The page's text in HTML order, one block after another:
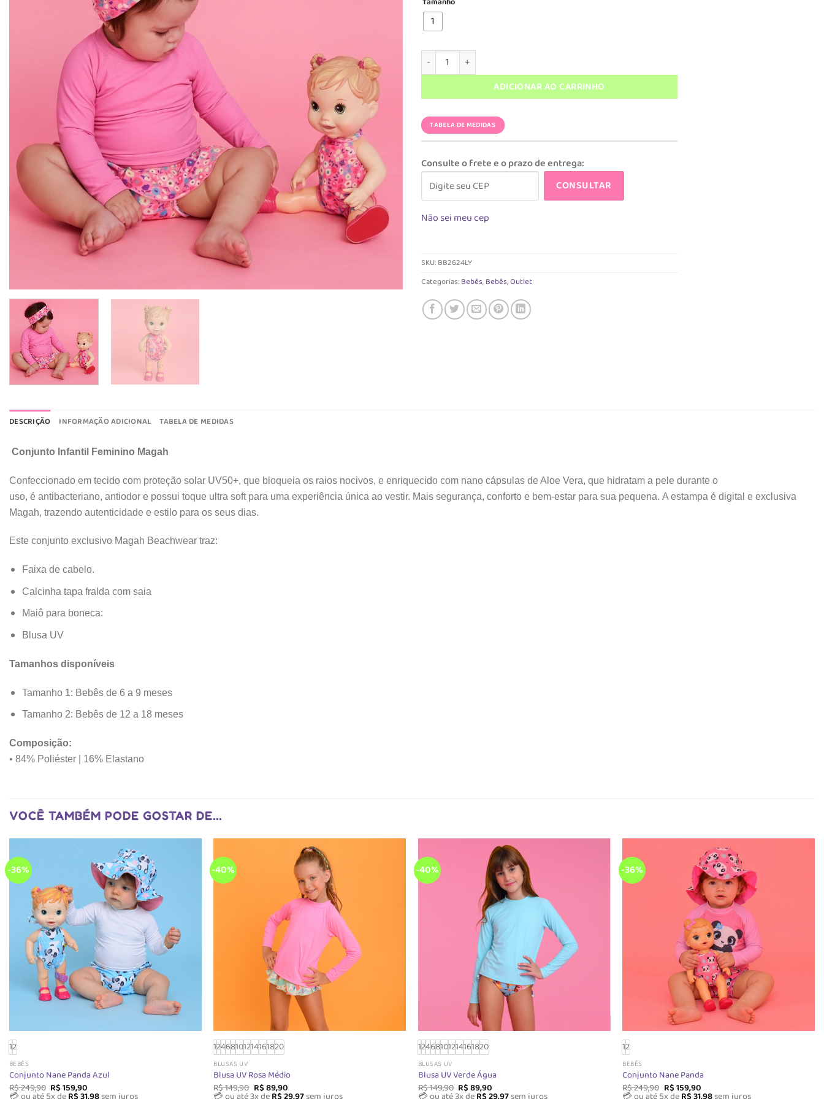
1
Conjunto Bele Liberty quantidade
ADICIONAR AO CARRINHO
TABELA DE MEDIDAS
Consulte o frete e o prazo de entrega:
CONSULTAR
Não sei meu cep
SKU:BB2624LY
Categorias:Bebês,Bebês,Outlet
DESCRIÇÃO INFORMAÇÃO ADICIONAL TABELA DE MEDIDAS
Conjunto Infantil Feminino Magah
Confeccionado em tecido com proteção solar UV50+, que bloqueia os raios nocivos, e enriquecido com nano cápsulas de Aloe Vera, que hidratam a pele durante o
uso, é antibacteriano, antiodor e possui toque ultra soft para uma experiência única ao vestir. Mais segurança, conforto e bem-estar para sua pequena. A estampa é digital e exclusiva
Magah, trazendo autenticidade e estilo para os seus dias.
Este conjunto exclusivo Magah Beachwear traz:
Faixa de cabelo.
Calcinha tapa fralda com saia
Maiô para boneca:
Blusa UV
Tamanhos disponíveis
Tamanho 1: Bebês de 6 a 9 meses
Tamanho 2: Bebês de 12 a 18 meses
Composição:
• 84% Poliéster | 16% Elastano
VOCÊ TAMBÉM PODE GOSTAR DE…
-36%
12
BEBÊS
Conjunto Nane Panda Azul
R$249,90 O
preço
R$159,90
preço
-40%
12468101214161820
BLUSAS UV
Blusa UV Rosa Médio
R$149,90 O
preço
R$89,90O
preço
-40%
12468101214161820
BLUSAS UV
Blusa UV Verde Água
R$149,90 O
preço
R$89,90
preço
-36%
12
BEBÊS
Conjunto Nane Panda
R$249,90 O
preço
R$159,90O
preço